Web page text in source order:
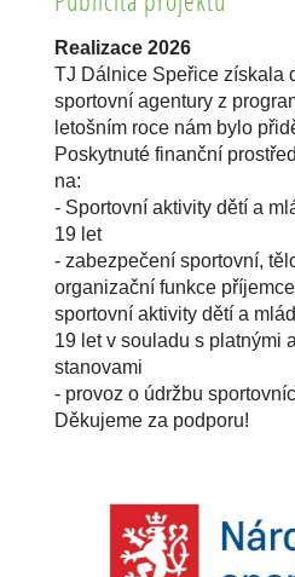
Realizace 2026
TJ Dálnice Speřice získala
sportovní agentury z
letošním roce nám bylo
Poskytnuté finanční
na:
- Sportovní aktivity dětí a
19 let
- zabezpečení sportovní,
organizační funkce
sportovní aktivity dětí a
19 let v souladu s platnými
stanovami
- provoz o údržbu
Děkujeme za podporu!